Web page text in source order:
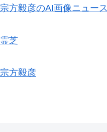
宗方毅彦のAI画像ニュース
霊芝
宗方毅彦